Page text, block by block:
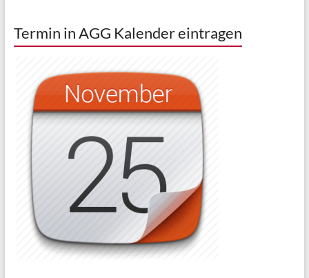
Termin in AGG Kalender eintragen